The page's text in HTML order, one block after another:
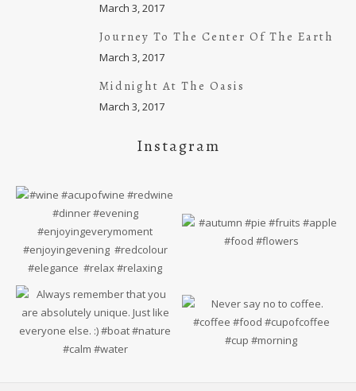
March 3, 2017
Journey To The Center Of The Earth
March 3, 2017
Midnight At The Oasis
March 3, 2017
Instagram